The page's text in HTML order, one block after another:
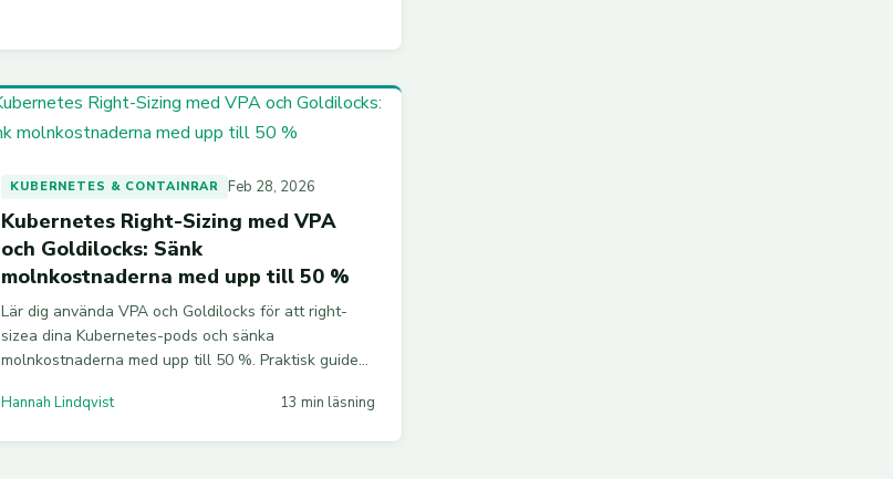
KUBERNETES & CONTAINRAR Feb 28, 2026
Kubernetes Right-Sizing med VPA
och Goldilocks: Sänk
molnkostnaderna med upp till 50 %
Lär dig använda VPA och Goldilocks för att right-
sizea dina Kubernetes-pods och sänka
molnkostnaderna med upp till 50 %. Praktisk guide
Hannah Lindqvist 13 min läsning